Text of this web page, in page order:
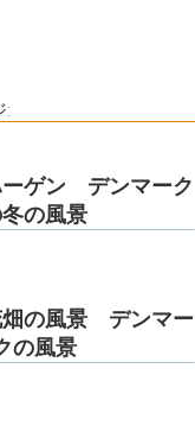
:
ーゲン デンマーク
の風景
畑の風景 デンマー
の風景